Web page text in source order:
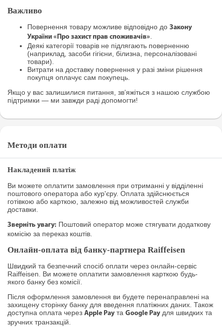
Важливо
Повернення товару можливе відповідно до Закону
України «Про захист прав споживачів».
Деякі категорії товарів не підлягають поверненню
(наприклад, засоби гігієни, білизна, персоналізовані
товари).
Витрати на доставку повернення у разі зміни рішення
покупця оплачує сам покупець.
Якщо у вас залишилися питання, зв’яжіться з нашою службою
підтримки — ми завжди раді допомогти!
Методи оплати
Накладений платіж
Ви можете оплатити замовлення при отриманні у відділенні
поштового оператора або кур'єру. Оплата здійснюється
готівкою або карткою, залежно від можливостей служби
доставки.
Зверніть увагу: Поштовий оператор може стягувати додаткову
комісію за переказ коштів.
Онлайн-оплата від банку-партнера Raiffeisen
Швидкий та безпечний спосіб оплати через онлайн-сервіс
Raiffeisen. Ви можете оплатити замовлення карткою будь-
якого банку без комісії.
Після оформлення замовлення ви будете перенаправлені на
захищену сторінку банку для введення платіжних даних. Також
доступна оплата через Apple Pay та Google Pay для швидких та
зручних транзакцій.